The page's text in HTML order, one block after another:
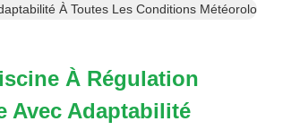
À Toutes Les Conditions
À Régulation
Avec Adaptabilité